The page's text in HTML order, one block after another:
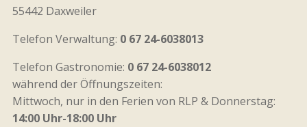
55442 Daxweiler
Telefon Verwaltung: 0 67 24-6038013
Telefon Gastronomie: 0 67 24-6038012
während der Öffnungszeiten:
Mittwoch, nur in den Ferien von RLP & Donnerstag:
14:00 Uhr-18:00 Uhr